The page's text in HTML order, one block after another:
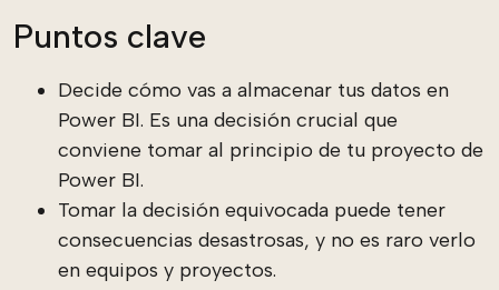
Puntos clave
Decide cómo vas a almacenar tus datos en
Power BI. Es una decisión crucial que
conviene tomar al principio de tu proyecto de
Power BI.
Tomar la decisión equivocada puede tener
consecuencias desastrosas, y no es raro verlo
en equipos y proyectos.